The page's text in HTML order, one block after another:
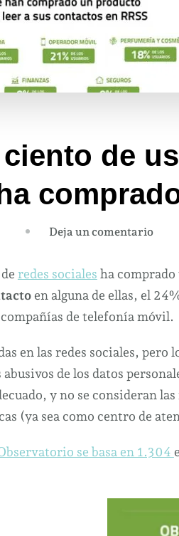
de
Deja un comentarioen
34
por
ciento
ha
un
redes sociales ha
en alguna de ellas, el
de telefonía móvil.
en las redes sociales,
de los datos
y no se consideran
(ya sea como centro de
se basa en 1.304